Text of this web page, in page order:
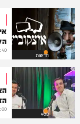
חדשות
VOD